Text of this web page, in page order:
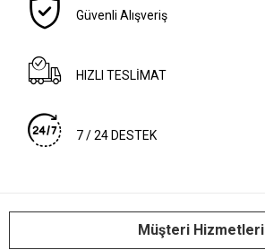
Güvenli Alışveriş
HIZLI TESLİMAT
7 / 24 DESTEK
Müşteri Hizmetleri